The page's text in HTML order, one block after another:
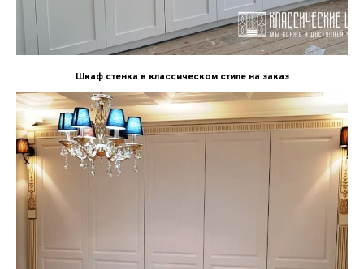
Шкаф стенка в классическом стиле на заказ